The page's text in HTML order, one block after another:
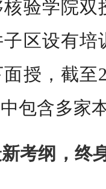
验学院双
区设有培
授，截至
包含多家
考纲，终